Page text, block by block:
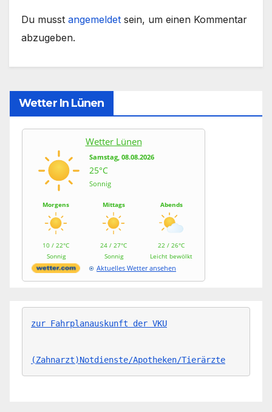
Du musst angemeldet sein, um einen Kommentar
abzugeben.
Wetter In Lünen
Wetter Lünen
Samstag, 08.08.2026
25°C
Sonnig
Morgens
10 / 22°C
Sonnig
Mittags
24 / 27°C
Sonnig
Abends
22 / 26°C
Leicht bewölkt
Aktuelles Wetter ansehen
zur Fahrplanauskunft der VKU
(Zahnarzt)Notdienste/Apotheken/Tierärzte